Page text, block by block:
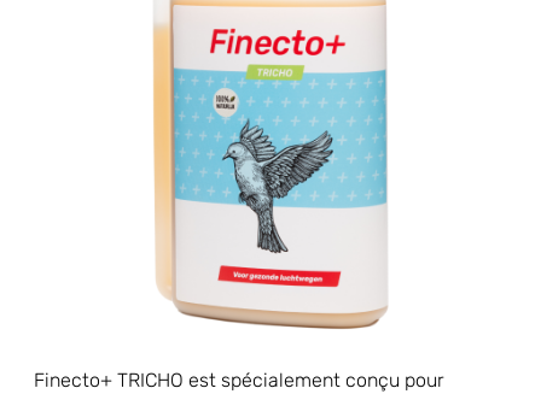
Finecto+ TRICHO est spécialement conçu pour